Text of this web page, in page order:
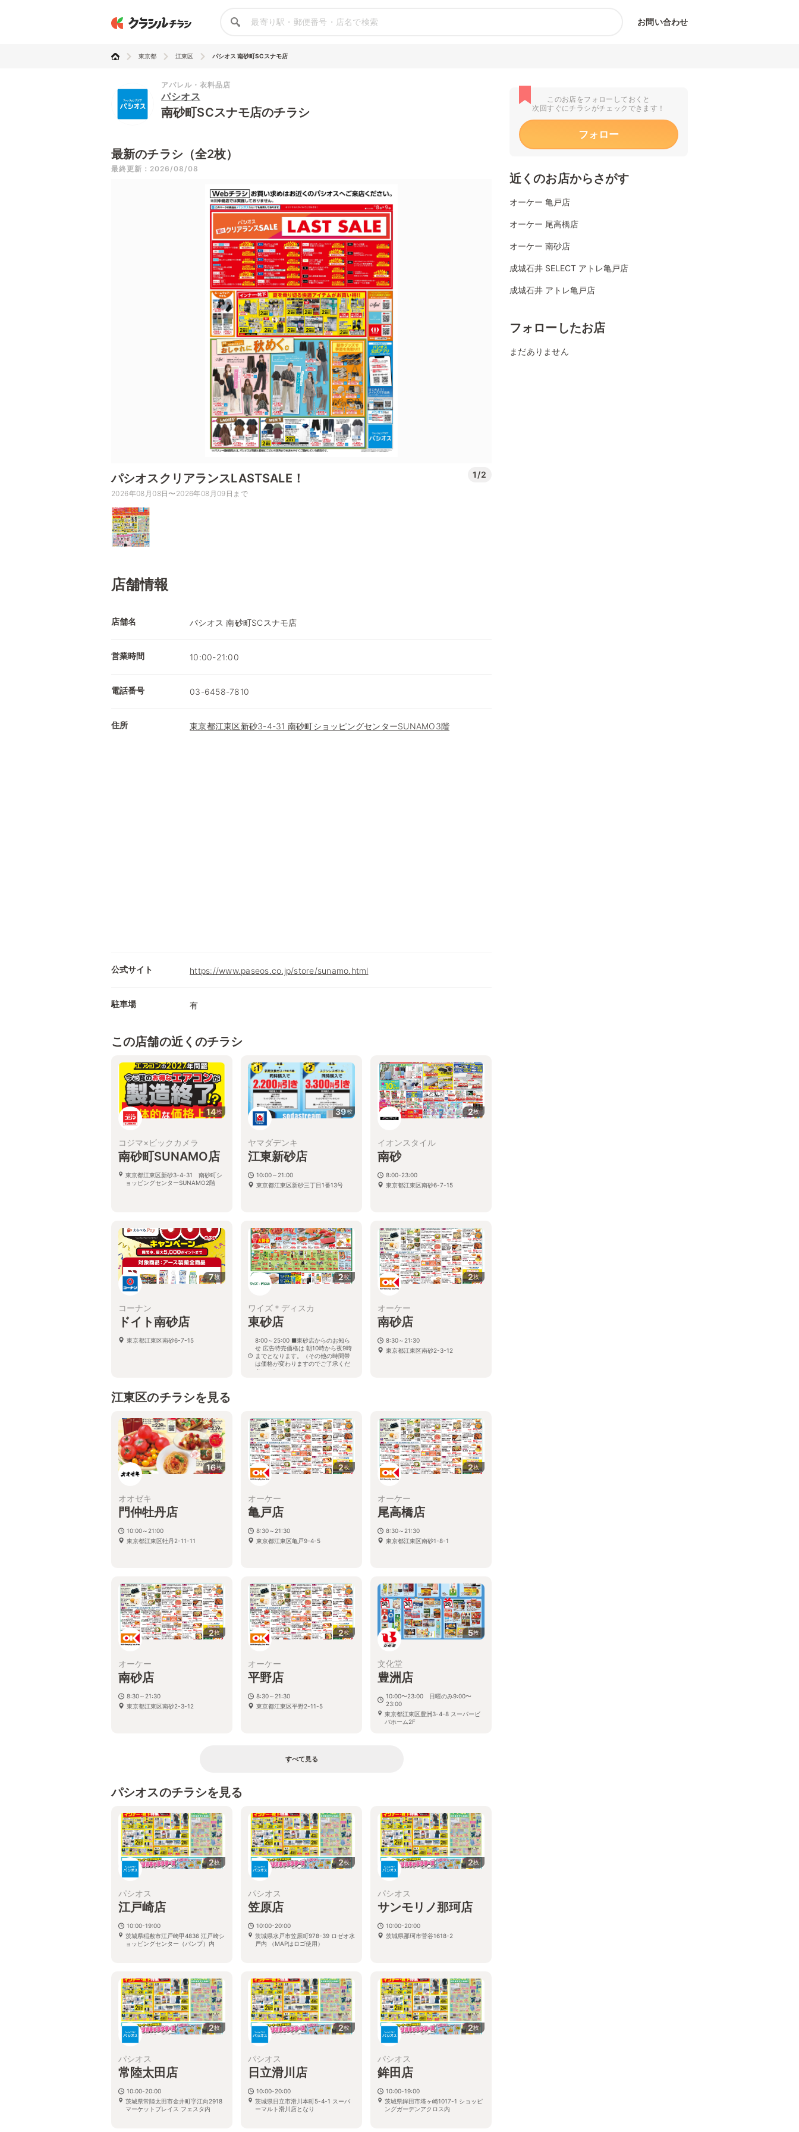
お問い合わせ
東京都 江東区 パシオス 南砂町SCスナモ店
アパレル・衣料品店
パシオス
南砂町SCスナモ店のチラシ
最新のチラシ（全2枚）
最終更新：2026/08/08
パシオスクリアランスLASTSALE！ 1/2
2026年08月08日〜2026年08月09日まで
店舗情報
店舗名 パシオス 南砂町SCスナモ店
営業時間 10:00-21:00
電話番号 03-6458-7810
住所 東京都江東区新砂3-4-31 南砂町ショッピングセンターSUNAMO3階
公式サイト https://www.paseos.co.jp/store/sunamo.html
駐車場 有
この店舗の近くのチラシ
14枚
コジマ×ビックカメラ
南砂町SUNAMO店
東京都江東区新砂3-4-31 南砂町シ
ョッピングセンターSUNAMO2階
39枚
ヤマダデンキ
江東新砂店
10:00～21:00
東京都江東区新砂三丁目1番13号
2枚
イオンスタイル
南砂
8:00-23:00
東京都江東区南砂6-7-15
7枚
コーナン
ドイト南砂店
東京都江東区南砂6-7-15
2枚
ワイズ＊ディスカ
東砂店
8:00～25:00 ■東砂店からのお知ら
せ 広告特売価格は 朝10時から夜9時
までとなります。（その他の時間帯
は価格が変わりますのでご了承くだ
さい。）
2枚
オーケー
南砂店
8:30～21:30
東京都江東区南砂2-3-12
江東区のチラシを見る
16枚
オオゼキ
門仲牡丹店
10:00～21:00
東京都江東区牡丹2-11-11
2枚
オーケー
亀戸店
8:30～21:30
東京都江東区亀戸9-4-5
2枚
オーケー
尾高橋店
8:30～21:30
東京都江東区南砂1-8-1
2枚
オーケー
南砂店
8:30～21:30
東京都江東区南砂2-3-12
2枚
オーケー
平野店
8:30～21:30
東京都江東区平野2-11-5
5枚
文化堂
豊洲店
10:00〜23:00 日曜のみ9:00〜
23:00
東京都江東区豊洲3-4-8 スーパービ
バホーム2F
すべて見る
パシオスのチラシを見る
2枚
パシオス
江戸崎店
10:00-19:00
茨城県稲敷市江戸崎甲4836 江戸崎シ
ョッピングセンター（パンプ）内
2枚
パシオス
笠原店
10:00-20:00
茨城県水戸市笠原町978-39 ロゼオ水
戸内 （MAPはロゴ使用）
2枚
パシオス
サンモリノ那珂店
10:00-20:00
茨城県那珂市菅谷1618-2
2枚
パシオス
常陸太田店
10:00-20:00
茨城県常陸太田市金井町字江向2918
マーケットプレイス フェスタ内
2枚
パシオス
日立滑川店
10:00-20:00
茨城県日立市滑川本町5-4-1 スーパ
ーマルト滑川店となり
2枚
パシオス
鉾田店
10:00-19:00
茨城県鉾田市塔ヶ崎1017-1 ショッピ
ングガーデンアクロス内
このお店をフォローしておくと
次回すぐにチラシがチェックできます！
フォロー
近くのお店からさがす
オーケー 亀戸店
オーケー 尾高橋店
オーケー 南砂店
成城石井 SELECT アトレ亀戸店
成城石井 アトレ亀戸店
フォローしたお店
まだありません